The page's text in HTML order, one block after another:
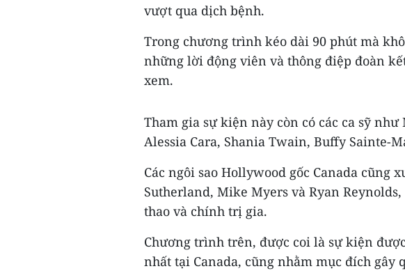
vượt qua dịch bệnh.
Trong chương trình kéo dài 90 phút mà
những lời động viên và thông điệp đoàn
xem.
Tham gia sự kiện này còn có các ca sỹ
Alessia Cara, Shania Twain, Buffy Sainte-
Các ngôi sao Hollywood gốc Canada cũng
Sutherland, Mike Myers và Ryan
thao và chính trị gia.
Chương trình trên, được coi là sự kiện
nhất tại Canada, cũng nhằm mục đích gây